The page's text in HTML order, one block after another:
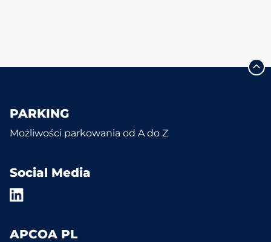
PARKING
Możliwości parkowania od A do Z
Social Media
APCOA PL